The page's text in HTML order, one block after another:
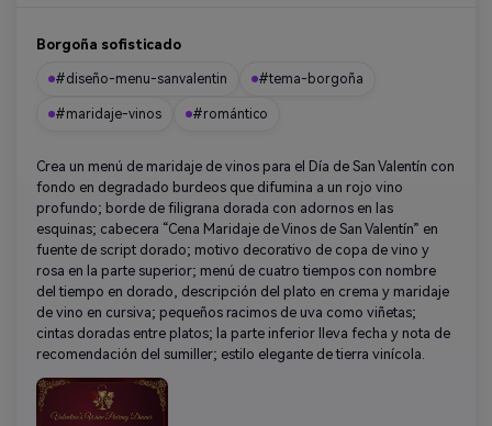
Borgoña sofisticado
#diseño-menu-sanvalentin #tema-borgoña
#maridaje-vinos #romántico
Crea un menú de maridaje de vinos para el Día de San Valentín con
fondo en degradado burdeos que difumina a un rojo vino
profundo; borde de filigrana dorada con adornos en las
esquinas; cabecera “Cena Maridaje de Vinos de San Valentín” en
fuente de script dorado; motivo decorativo de copa de vino y
rosa en la parte superior; menú de cuatro tiempos con nombre
del tiempo en dorado, descripción del plato en crema y maridaje
de vino en cursiva; pequeños racimos de uva como viñetas;
cintas doradas entre platos; la parte inferior lleva fecha y nota de
recomendación del sumiller; estilo elegante de tierra vinícola.